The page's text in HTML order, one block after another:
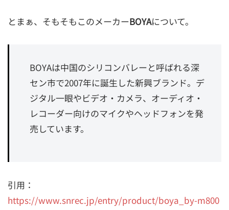
とまぁ、そもそもこのメーカーBOYAについて。
BOYAは中国のシリコンバレーと呼ばれる深
セン市で2007年に誕生した新興ブランド。デ
ジタル一眼やビデオ・カメラ、オーディオ・
レコーダー向けのマイクやヘッドフォンを発
売しています。
引用：
https://www.snrec.jp/entry/product/boya_by-m800